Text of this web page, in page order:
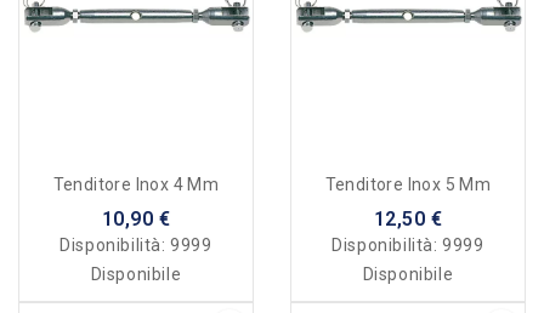
Tenditore Inox 4 Mm
10,90 €
Disponibilità:9999
Disponibile
Tenditore Inox 5 Mm
12,50 €
Disponibilità:9999
Disponibile